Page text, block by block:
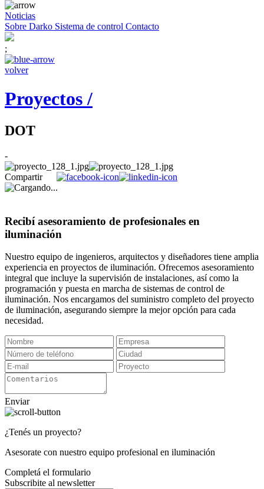
Noticias
Sobre Darko Sistema de control Contacto
;
volver
Proyectos /
DOT
-
Compartir
Recibí asesoramiento de profesionales en
iluminación
Nuestro equipo de ingenieros, arquitectos y diseñadores tiene amplia
experiencia en proyectos de iluminación. Ofrecemos asesoramiento
integral que incluye la supervisión de instalaciones, así como la
programación y puesta en marcha de sistemas de control de
iluminación. Nos encargamos del suministro completo del proyecto
de iluminación, asegurando siempre la mejor opción para cada
necesidad.
Enviar
¿Tenés un proyecto?
Asesorate con nuestro equipo profesional en iluminación
Completá el formulario
Subscribite al newsletter